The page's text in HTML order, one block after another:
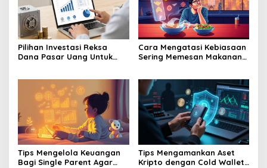
Pilihan Investasi Reksa
Dana Pasar Uang Untuk
Cara Mengatasi Kebiasaan
Sering Memesan Makanan
Tips Mengelola Keuangan
Bagi Single Parent Agar
Tips Mengamankan Aset
Kripto dengan Cold Wallet